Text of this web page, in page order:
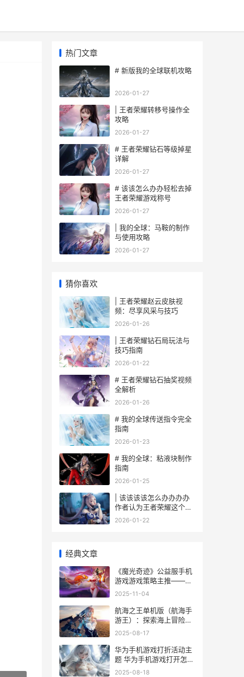
热门文章
# 新版我的全球联机攻略
2026-01-27
| 王者荣耀转移号操作全
攻略
2026-01-27
# 王者荣耀钻石等级掉星
详解
2026-01-27
# 该该怎么办办轻松去掉
王者荣耀游戏称号
2026-01-27
| 我的全球：马鞍的制作
与使用攻略
2026-01-27
猜你喜欢
| 王者荣耀赵云皮肤视
频：尽享风采与技巧
2026-01-26
| 王者荣耀钻石局玩法与
技巧指南
2026-01-22
# 王者荣耀钻石抽奖视频
全解析
2026-01-26
# 我的全球传送指令完全
指南
2026-01-23
# 我的全球：粘液块制作
指南
2026-01-25
| 该该该该怎么办办办办
作者认为王者荣耀这个游
戏里有效使用甄姬的技能
2026-01-22
经典文章
《魔光奇迹》公益服手机
游戏游戏策略主推——属
性加点篇 光之奇迹猎魔远
2025-11-04
航海之王单机版（航海手
游王）：探索海上冒险的
无尽世界-天宏手游网
2025-08-17
华为手机游戏打折活动主
题 华为手机游戏打开怎么
退出页面
2025-08-18